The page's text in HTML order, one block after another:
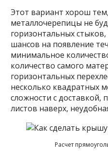
Этот вариант хорош
металлочерепицы не
горизонтальных
шансов на появление
минимальное
количество самого
горизонтальных
несколько квадратных
сложности с
листов наверх,
Расчет